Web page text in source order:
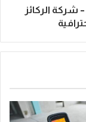
الركائز